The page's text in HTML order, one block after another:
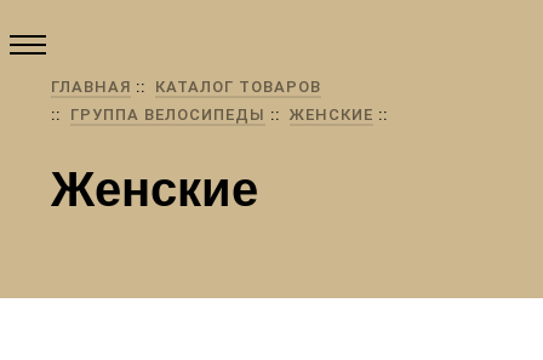
ГЛАВНАЯ
КАТАЛОГ ТОВАРОВ
ГРУППА ВЕЛОСИПЕДЫ
ЖЕНСКИЕ
Женские